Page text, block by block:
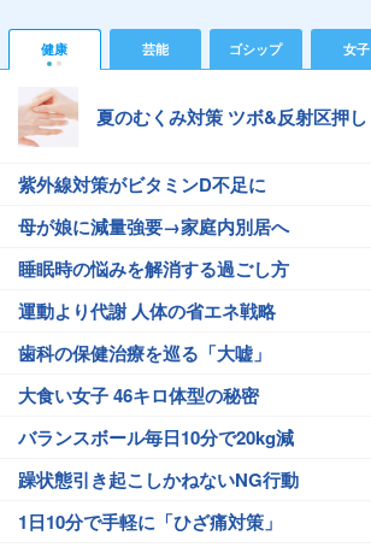
健康 芸能 ゴシップ 女子
夏のむくみ対策 ツボ&反射区押し
紫外線対策がビタミンD不足に
母が娘に減量強要→家庭内別居へ
睡眠時の悩みを解消する過ごし方
運動より代謝 人体の省エネ戦略
歯科の保健治療を巡る「大嘘」
大食い女子 46キロ体型の秘密
バランスボール毎日10分で20kg減
躁状態引き起こしかねないNG行動
1日10分で手軽に「ひざ痛対策」